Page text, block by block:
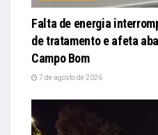
Falta de energia
de tratamento e afeta
Campo Bom
7 de agosto de 2026